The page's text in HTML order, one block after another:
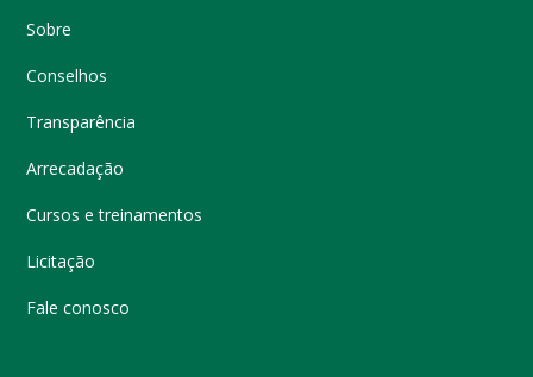
Sobre
Conselhos
Transparência
Arrecadação
Cursos e treinamentos
Licitação
Fale conosco